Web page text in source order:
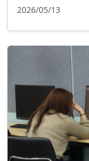
2026/05/13